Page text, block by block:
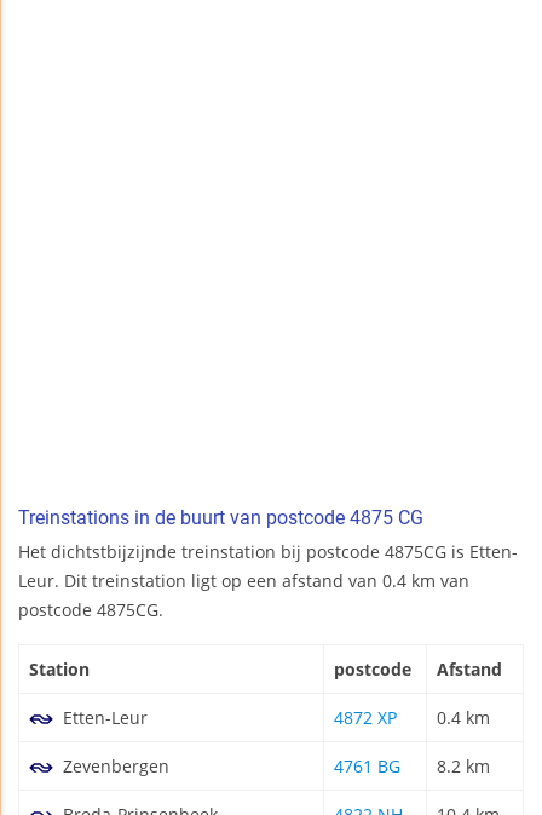
Treinstations in de buurt van postcode 4875 CG
Het dichtstbijzijnde treinstation bij postcode 4875CG is Etten-
Leur. Dit treinstation ligt op een afstand van 0.4 km van
postcode 4875CG.
Station postcode Afstand
Etten-Leur 4872 XP 0.4 km
Zevenbergen 4761 BG 8.2 km